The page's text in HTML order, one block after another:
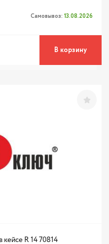
Самовывоз: 13.08.2026
В корзину
кейсе R 14 70814